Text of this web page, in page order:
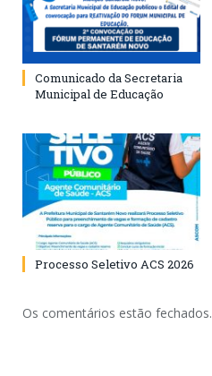
Comunicado da Secretaria
Municipal de Educação
Processo Seletivo ACS 2026
Os comentários estão fechados.